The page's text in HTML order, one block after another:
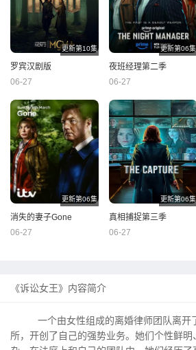
更新第10集
罗宾汉剧版
06-27
更新第06集
夜班经理第二季
06-27
更新第06集
消失的妻子Gone
06-27
更新第06集
真相捕捉第三季
06-27
《诉讼女王》内容简介
一个由女性组成的离婚律师团队离开
所，开创了自己的强势业务。她们个性鲜明